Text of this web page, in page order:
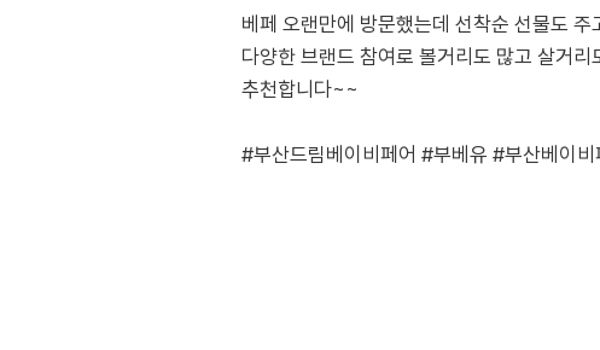
베페 오랜만에 방문했는데 선착순 선물도 주
다양한 브랜드 참여로 볼거리도 많고 살거리
추천합니다~~
#부산드림베이비페어 #부베유 #부산베이비